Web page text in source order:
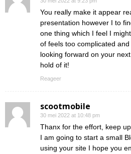
You really make it appear
presentation however I to
one thing which I feel I
of feels too complicated
looking forward on your
hold of it!
Reageer
scootmobile
30 mei 2022 at 10:48 pm
Thanx for the effort, keep
I am going to start a small
using your site I hope you